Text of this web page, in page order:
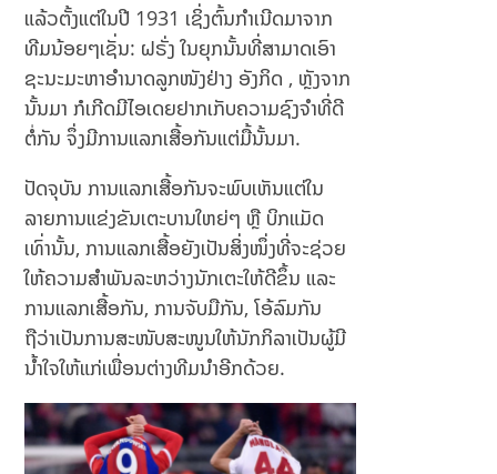
ແລ້ວຕັ້ງແຕ່ໃນປີ 1931 ເຊິ່ງຕົ້ນກຳເນີດມາຈາກ
ທີມນ້ອຍໆເຊັ່ນ: ຝຣັ່ງ ໃນຍຸກນັ້ນທີ່ສາມາດເອົາ
ຊະນະມະຫາອຳນາດລູກໜັງຢ່າງ ອັງກິດ , ຫຼັງຈາກ
ນັ້ນມາ ກໍເກີດມີໄອເດຍຢາກເກັບຄວາມຊົງຈຳທີ່ດີ
ຕໍ່ກັນ ຈຶ່ງມີການແລກເສື້ອກັນແຕ່ມື້ນັ້ນມາ.
ປັດຈຸບັນ ການແລກເສື້ອກັນຈະພົບເຫັນແຕ່ໃນ
ລາຍການແຂ່ງຂັນເຕະບານໃຫຍ່ໆ ຫຼື ບິກແມັດ
ເທົ່ານັ້ນ, ການແລກເສື້ອຍັງເປັນສິ່ງໜຶ່ງທີ່ຈະຊ່ວຍ
ໃຫ້ຄວາມສຳພັນລະຫວ່າງນັກເຕະໃຫ້ດີຂຶ້ນ ແລະ
ການແລກເສື້ອກັນ, ການຈັບມືກັນ, ໂອ້ລົມກັນ
ຖືວ່າເປັນການສະໜັບສະໜູນໃຫ້ນັກກິລາເປັນຜູ້ມີ
ນ້ຳໃຈໃຫ້ແກ່ເພື່ອນຕ່າງທີມນຳອີກດ້ວຍ.